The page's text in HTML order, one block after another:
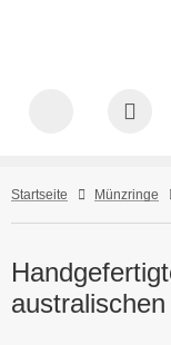
Startseite Münzringe